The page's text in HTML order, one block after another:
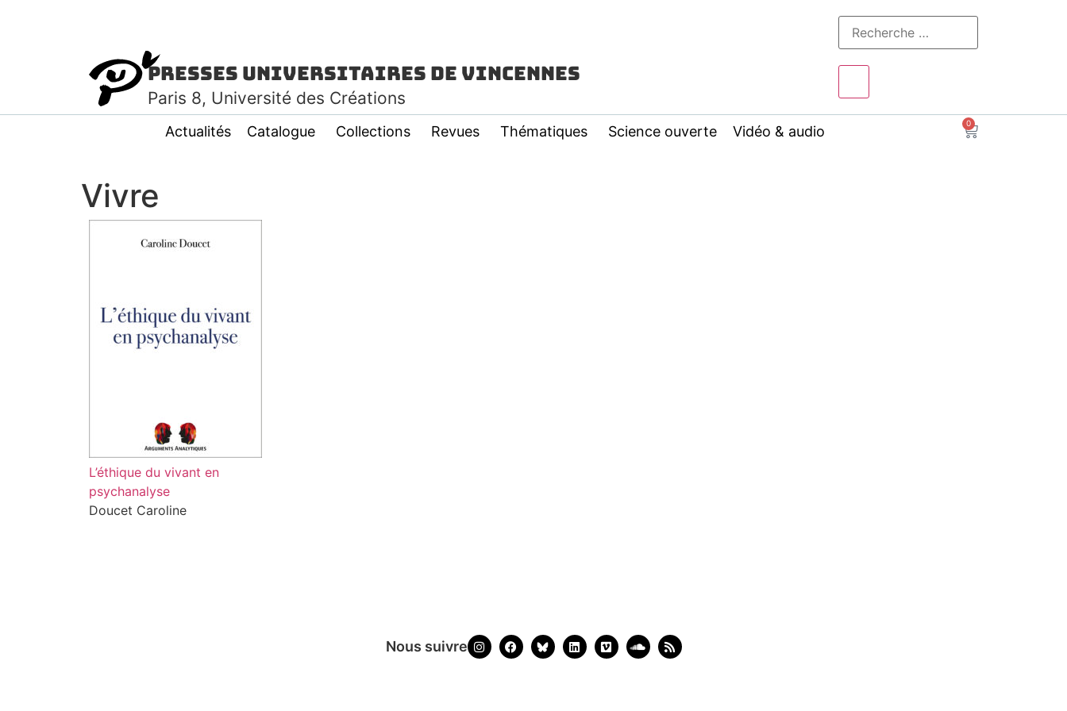
Presses Universitaires de Vincennes
Paris 8, Université des Créations
Actualités Catalogue Collections Revues Thématiques Science ouverte Vidéo & audio 0
Vivre
L’éthique du vivant en
psychanalyse
Doucet Caroline
Nous suivre